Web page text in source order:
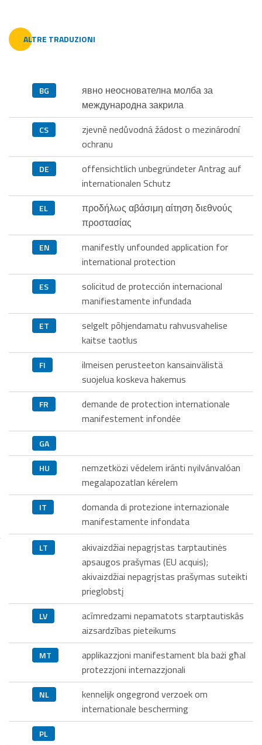
ALTRE TRADUZIONI
BG
явно неоснователна молба за
международна закрила
CS
zjevně nedůvodná žádost o mezinárodní
ochranu
DE
offensichtlich unbegründeter Antrag auf
internationalen Schutz
EL
προδήλως αβάσιμη αίτηση διεθνούς
προστασίας
EN
manifestly unfounded application for
international protection
ES
solicitud de protección internacional
manifiestamente infundada
ET
selgelt põhjendamatu rahvusvahelise
kaitse taotlus
FI
ilmeisen perusteeton kansainvälistä
suojelua koskeva hakemus
FR
demande de protection internationale
manifestement infondée
GA
HU
nemzetközi védelem iránti nyilvánvalóan
megalapozatlan kérelem
IT
domanda di protezione internazionale
manifestamente infondata
LT
akivaizdžiai nepagrįstas tarptautinės
apsaugos prašymas (EU acquis);
akivaizdžiai nepagrįstas prašymas suteikti
prieglobstį
LV
acīmredzami nepamatots starptautiskās
aizsardzības pieteikums
MT
applikazzjoni manifestament bla bażi għal
protezzjoni internazzjonali
NL
kennelijk ongegrond verzoek om
internationale bescherming
PL